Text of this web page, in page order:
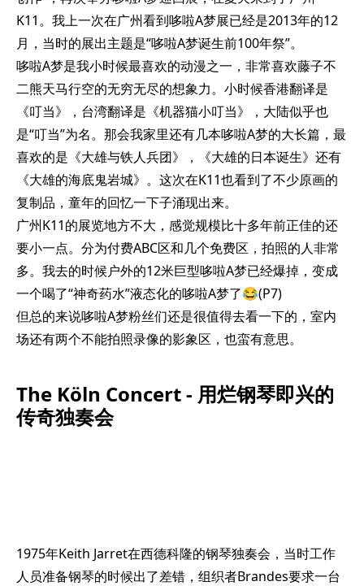
K11。我上一次在广州看到哆啦A梦展已经是2013年的12
月，当时的展出主题是“哆啦A梦诞生前100年祭”。
哆啦A梦是我小时候最喜欢的动漫之一，非常喜欢藤子不
二熊天马行空的无穷无尽的想象力。小时候香港翻译是
《叮当》，台湾翻译是《机器猫小叮当》，大陆似乎也
是“叮当”为名。那会我家里还有几本哆啦A梦的大长篇，最
喜欢的是《大雄与铁人兵团》，《大雄的日本诞生》还有
《大雄的海底鬼岩城》。这次在K11也看到了不少原画的
复制品，童年的回忆一下子涌现出来。
广州K11的展览地方不大，感觉规模比十多年前正佳的还
要小一点。分为付费ABC区和几个免费区，拍照的人非常
多。我去的时候户外的12米巨型哆啦A梦已经爆掉，变成
一个喝了“神奇药水”液态化的哆啦A梦了😂(P7)
但总的来说哆啦A梦粉丝们还是很值得去看一下的，室内
场还有两个不能拍照录像的影象区，也蛮有意思。
The Köln Concert - 用烂钢琴即兴的
传奇独奏会
1975年Keith Jarret在西德科隆的钢琴独奏会，当时工作
人员准备钢琴的时候出了差错，组织者Brandes要求一台